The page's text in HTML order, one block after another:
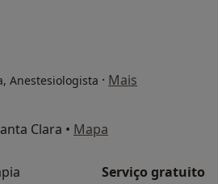
Anestesiologista · Mais
Clara • Mapa
Serviço gratuito